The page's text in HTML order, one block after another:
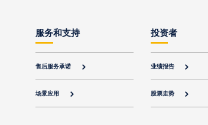
服务和支持
售后服务承诺 
场景应用 
投资者
业绩报告 
股票走势 